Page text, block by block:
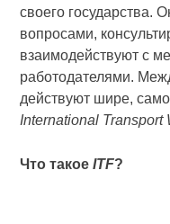
своего государства.
вопросами,
взаимодействуют с
работодателями.
действуют шире,
International Transport
Что такоеITF?